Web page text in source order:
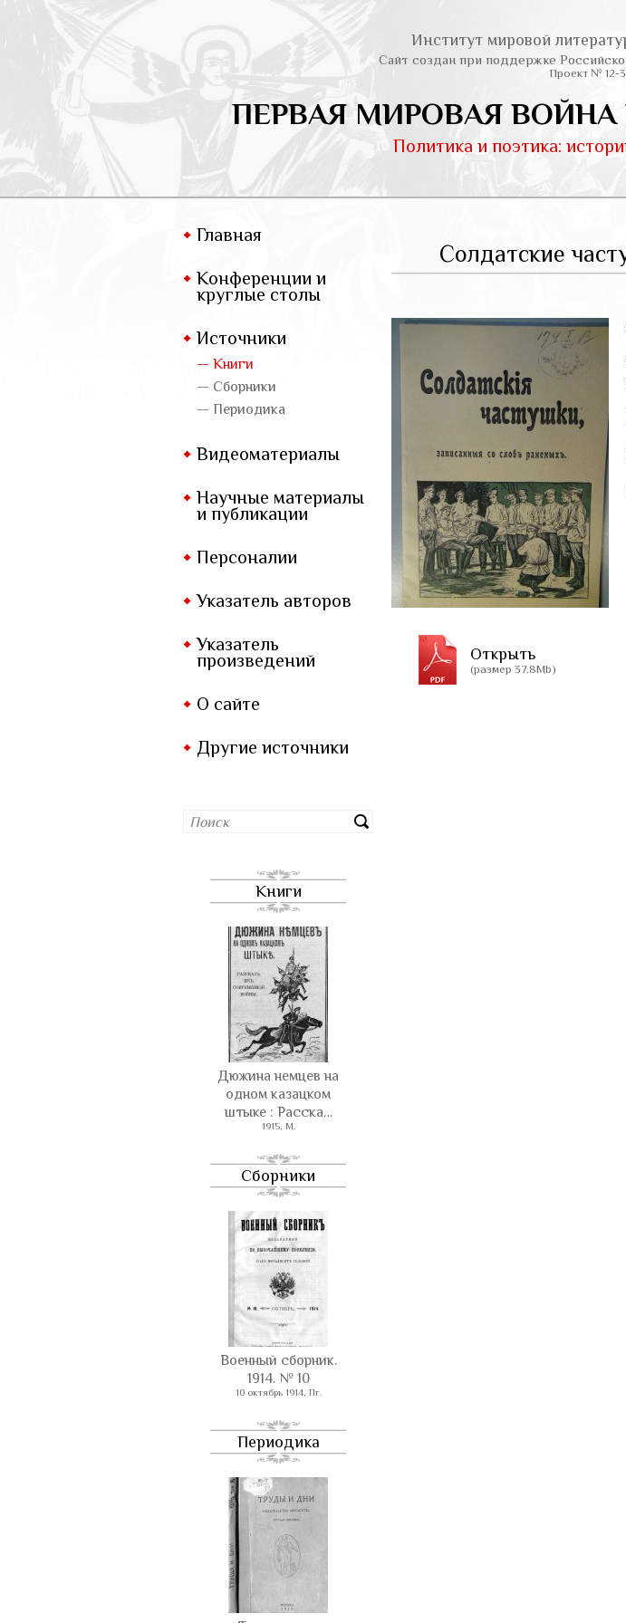
Институт мировой
Сайт создан при поддержке
Проект № 12-
ПЕРВАЯ МИРОВАЯ ВОЙНА
Политика и поэтика:
Главная
Конференции и
круглые столы
Источники
— Книги
— Сборники
— Периодика
Видеоматериалы
Научные материалы
и публикации
Персоналии
Указатель авторов
Указатель
произведений
О сайте
Другие источники
Книги
Дюжина немцев на
одном казацком
штыке : Расска…
1915, М.
Сборники
Военный сборник.
1914. № 10
10 октябрь 1914, Пг.
Периодика
Солдатские
Открыть
(размер 37.8Mb)